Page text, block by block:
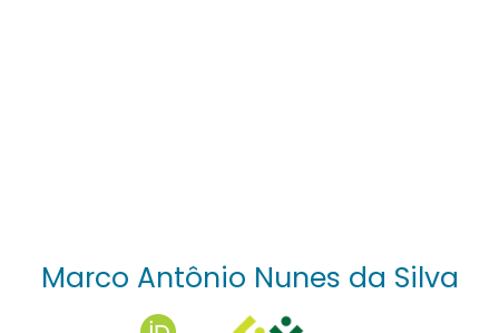
Marco Antônio Nunes da Silva